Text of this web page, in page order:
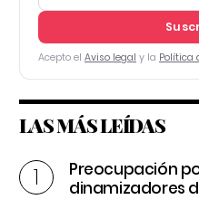
Acepto el Aviso legal y la Política
LAS MÁS LEÍDAS
Preocupación
dinamizadores